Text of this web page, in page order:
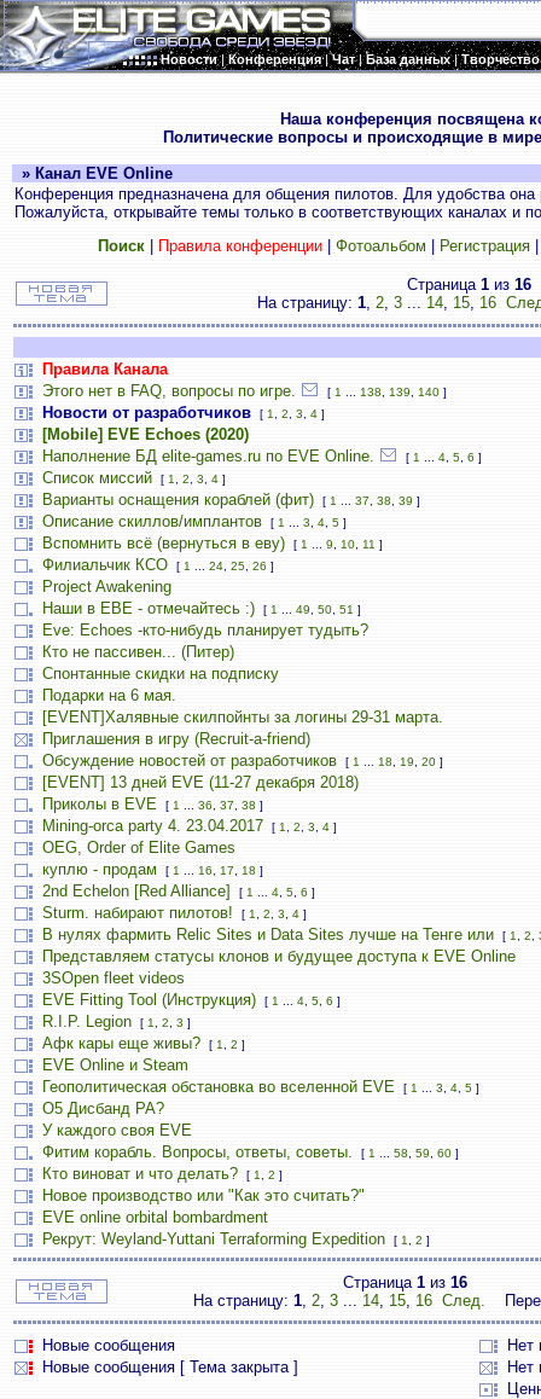
Новости|Конференция|Чат|База данных|Творчество
Наша конференция посвящена
Политические вопросы и происходящие в
» Канал EVE Online
Конференция предназначена для общения пилотов. Для удобства
Пожалуйста, открывайте темы только в соответствующих каналах и
Поиск| Правила конференции| Фотоальбом Регистрация
Страница 1из 16
На страницу: 1, 2, 3 ... 14, 15, 16
Правила Канала
Этого нет в FAQ, вопросы по игре.
[ 1 138 139 140 ]
Новости от разработчиков [ 1 2 3 4 ]
[Mobile] EVE Echoes (2020)
Наполнение БД elite-games.ru по EVE Online.
[ 1 4 5 6 ]
Список миссий [ 1 2 3 4 ]
Варианты оснащения кораблей (фит) [ 1 37 38 39 ]
Описание скиллов/имплантов [ 1 3 4 5 ]
Вспомнить всё (вернуться в еву) [ 1 9 10 11 ]
Филиальчик КСО [ 1 24 25 26 ]
Project Awakening
Наши в ЕВЕ - отмечайтесь :)
[ 1 49 50 51 ]
Eve: Echoes -кто-нибудь планирует тудыть?
Кто не пассивен... (Питер)
Спонтанные скидки на подписку
Подарки на 6 мая.
[EVENT]Халявные скилпойнты за логины 29-31 марта.
Приглашения в игру (Recruit-a-friend)
Обсуждение новостей от разработчиков
[ 1 18 19 20 ]
[EVENT] 13 дней EVE (11-27 декабря 2018)
Приколы в EVE
[ 1 36 37 38 ]
Mining-orca party 4. 23.04.2017 [ 1 2 3 4 ]
OEG, Order of Elite Games
куплю - продам
[ 1 16 17 18 ]
2nd Echelon [Red Alliance] [ 1 4 5 6 ]
Sturm. набирают пилотов! [ 1 2 3 4 ]
В нулях фармить Relic Sites и Data Sites лучше на Тенге или [ 1 2
Представляем статусы клонов и будущее доступа к EVE Online
3SOpen fleet videos
EVE Fitting Tool (Инструкция)
[ 1 4 5 6 ]
R.I.P. Legion [ 1 2 3 ]
Афк кары еще живы? [ 1 2 ]
EVE Online и Steam
Геополитическая обстановка во вселенной EVE
[ 1 3 4 5 ]
О5 Дисбанд РА?
У каждого своя EVE
Фитим корабль. Вопросы, ответы, советы.
[ 1 58 59 60 ]
Кто виноват и что делать? [ 1 2 ]
Новое производство или "Как это считать?"
EVE online orbital bombardment
Рекрут: Weyland-Yuttani Terraforming Expedition
[ 1 2 ]
Страница 1из 16
На страницу: 1, 2, 3 ... 14, 15, 16 След.
Новые сообщения
Нет
Новые сообщения [ Тема закрыта ]
Нет